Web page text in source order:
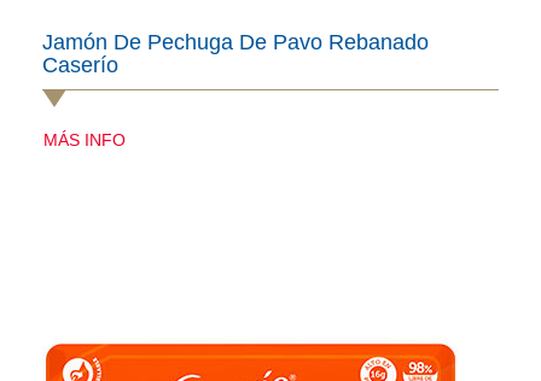
Jamón De Pechuga De Pavo Rebanado
Caserío
MÁS INFO